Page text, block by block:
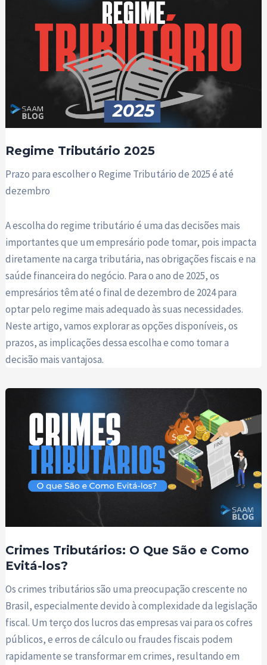
Regime Tributário 2025
Prazo para escolher o Regime Tributário de 2025 é até
dezembro
A escolha do regime tributário é uma das decisões mais
importantes que um empresário pode tomar, pois impacta
diretamente na carga tributária, nas obrigações fiscais e na
saúde financeira do negócio. Para o ano de 2025, os
empresários têm até o final de dezembro de 2024 para
optar pelo regime mais adequado às suas necessidades.
Neste artigo, vamos explorar as opções disponíveis, os
prazos, as implicações dessa escolha e como tomar a
decisão mais vantajosa.
Crimes Tributários: O Que São e Como
Evitá-los?
Os crimes tributários são uma preocupação crescente no
Brasil, especialmente devido à complexidade da legislação
fiscal. Um terço dos lucros das empresas vai para os cofres
públicos, e erros de cálculo ou fraudes fiscais podem
rapidamente se transformar em crimes, resultando em